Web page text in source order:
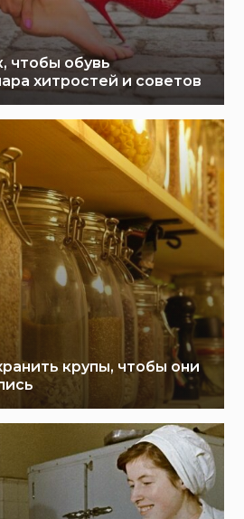
чтобы обувь
хитростей и советов
крупы, чтобы они